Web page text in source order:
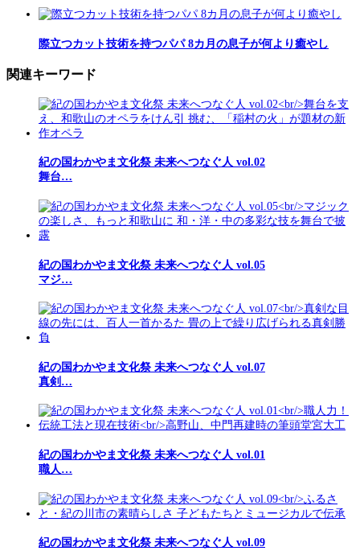
際立つカット技術を持つパパ 8カ月の息子が何より癒やし
関連キーワード
紀の国わかやま文化祭 未来へつなぐ人 vol.02
舞台…
紀の国わかやま文化祭 未来へつなぐ人 vol.05
マジ…
紀の国わかやま文化祭 未来へつなぐ人 vol.07
真剣…
紀の国わかやま文化祭 未来へつなぐ人 vol.01
職人…
紀の国わかやま文化祭 未来へつなぐ人 vol.09